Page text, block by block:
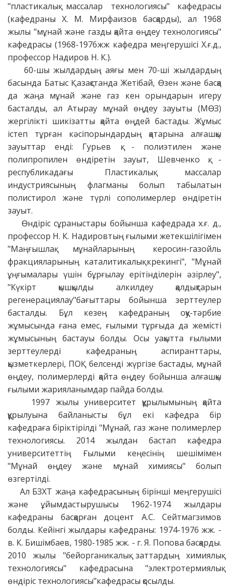
"пластикалық массалар технологиясы" кафедрасы
(кафедраны Х. М. Мирфаизов басқарды), ал 1968
жылы "мұнай және газды қайта өңдеу технологиясы"
кафедрасы (1968-1976жж кафедра меңгерушісі Х.ғ.д.,
профессор Надиров Н. К.).
60-шы жылдардың аяғы мен 70-ші жылдардың
басында Батыс Қазақстанда Жетібай, Өзен және басқа
да жаңа мұнай және газ кен орындарын игеру
басталды, ал Атырау мұнай өңдеу зауыты (МӨЗ)
жергілікті шикізатты қайта өңдей бастады. Жұмыс
істеп тұрған кәсіпорындардың қатарына алғашқы
зауыттар енді: Гурьев қ. - полиэтилен және
полипропилен өндіретін зауыт, Шевченко қ. -
республикадағы Пластикалық массалар
индустриясының флагманы болып табылатын
полистирол және түрлі сополимерлер өндіретін
зауыт.
Өндіріс сұраныстары бойынша кафедрада х.ғ. д.,
профессор Н. К. Надировтың ғылыми жетекшілігімен
"Маңғышлақ мұнайларының керосин-газойль
фракцияларының каталитикалық крекингі", "Мұнай
ұңғымалары үшін бұрғылау ерітінділерін әзірлеу",
"Күкірт қышқылды алкилдеу қалдықтарын
регенерациялау"бағыттары бойынша зерттеулер
басталды. Бұл кезең кафедраның оқу-тәрбие
жұмысында ғана емес, ғылыми тұрғыда да жемісті
жұмысының бастауы болды. Осы уақытта ғылыми
зерттеулерді кафедраның аспиранттары,
қызметкерлері, ПОҚ белсенді жүргізе бастады, мұнай
өңдеу, полимерлерді қайта өңдеу бойынша алғашқы
ғылыми жарияланымдар пайда болды.
1997 жылы университет құрылымының қайта
құрылуына байланысты бұл екі кафедра бір
кафедраға біріктірілді "Мұнай, газ және полимерлер
технологиясы. 2014 жылдан бастап кафедра
университеттің Ғылыми кеңесінің шешімімен
"Мұнай өңдеу және мұнай химиясы" болып
өзгертілді.
Ал БЗХТ жаңа кафедрасының бірінші меңгерушісі
және ұйымдастырушысы 1962-1974 жылдары
кафедраны басқарған доцент А.С. Сейтмагзимов
болды. Кейінгі жылдары кафедраны: 1974-1976 жж. -
в. К. Бишімбаев, 1980-1985 жж. - г. Я. Попова басқарды.
2010 жылы "бейорганикалық заттардың химиялық
технологиясы" кафедрасына "электротермиялық
өндіріс технологиясы"кафедрасы қосылды.